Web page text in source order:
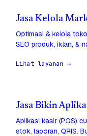
Jasa Kelola
Optimasi & kelola
SEO produk, iklan, &
Lihat layanan →
Jasa Bikin
Aplikasi kasir (POS)
stok, laporan, QRIS.